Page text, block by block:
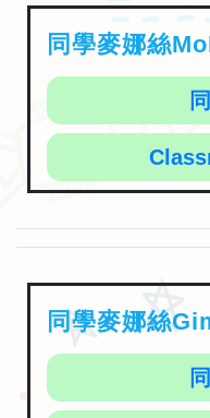
同學麥娜絲
同學麥娜絲